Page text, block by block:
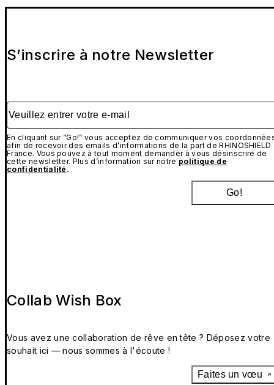
S’inscrire à notre Newsletter
Veuillez entrer votre e-mail
En cliquant sur “Go!” vous acceptez de communiquer vos
afin de recevoir des emails d’informations de la part de RHINOSHIELD
France. Vous pouvez à tout moment demander à vous désinscrire de
cette newsletter. Plus d’information sur notre politique de
confidentialité .
Go!
Collab Wish Box
Vous avez une collaboration de rêve en tête ? Déposez votre
souhait ici — nous sommes à l'écoute !
Faites un vœu